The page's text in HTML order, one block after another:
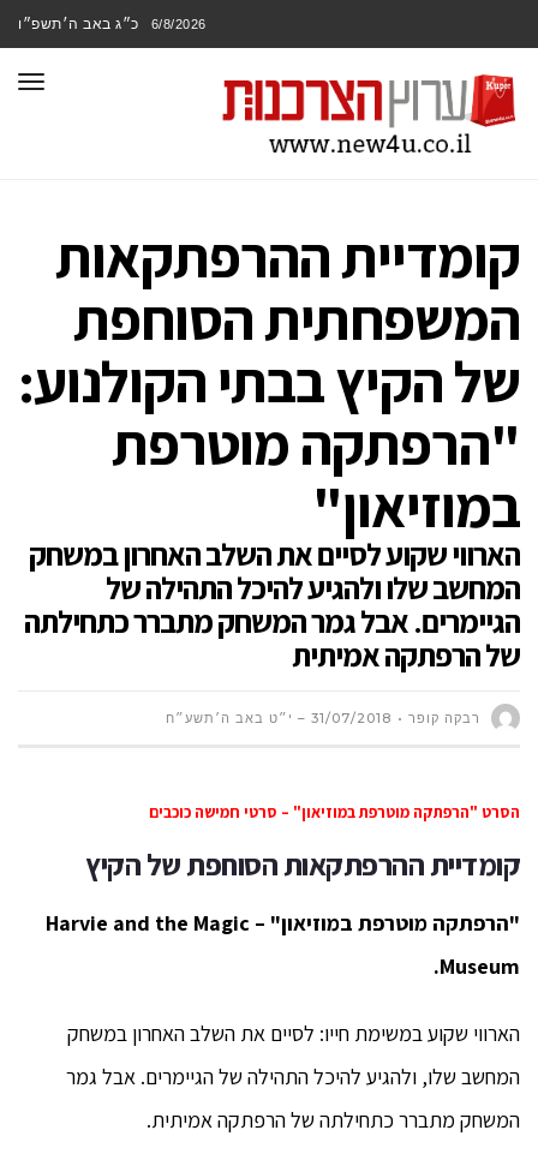
6/8/2026 כ״ג באב ה׳תשפ״ו
קומדיית ההרפתקאות
המשפחתית הסוחפת
של הקיץ בבתי הקולנוע:
"הרפתקה מוטרפת
במוזיאון"
הארווי שקוע לסיים את השלב האחרון במשחק
המחשב שלו ולהגיע להיכל התהילה של
הגיימרים. אבל גמר המשחק מתברר כתחילתה
של הרפתקה אמיתית
רבקה קופר 31/07/2018 – י״ט באב ה׳תשע״ח
הסרט "הרפתקה מוטרפת במוזיאון" – סרטי חמישה כוכבים
קומדיית ההרפתקאות הסוחפת של הקיץ
"הרפתקה מוטרפת במוזיאון" – Harvie and the Magic
Museum.
הארווי שקוע במשימת חייו: לסיים את השלב האחרון במשחק
המחשב שלו, ולהגיע להיכל התהילה של הגיימרים. אבל גמר
המשחק מתברר כתחילתה של הרפתקה אמיתית.